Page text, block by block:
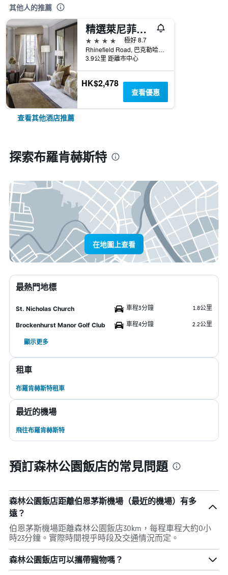
其他人的推薦
精選萊尼菲爾德別墅酒店
4星級
極好 8.7
Rhinefield Road, 巴克勒哈德, 英國
3.9公里 距離市中心
HK$2,478
查看優惠
查看其他酒店推薦
探索布羅肯赫斯特
在地圖上查看
最熱門地標
St. Nicholas Church 車程3分鐘 1.8公里
Brockenhurst Manor Golf Club 車程4分鐘 2.2公里
顯示更多
租車
布羅肯赫斯特租車
最近的機場
飛往布羅肯赫斯特
預訂森林公園飯店的常見問題
森林公園飯店距離伯恩茅斯機場（最近的機場）有多
遠？
伯恩茅斯機場距離森林公園飯店30km，每程車程大約0小
時23分鐘。實際時間視乎時段及交通情況而定。
森林公園飯店可以攜帶寵物嗎？